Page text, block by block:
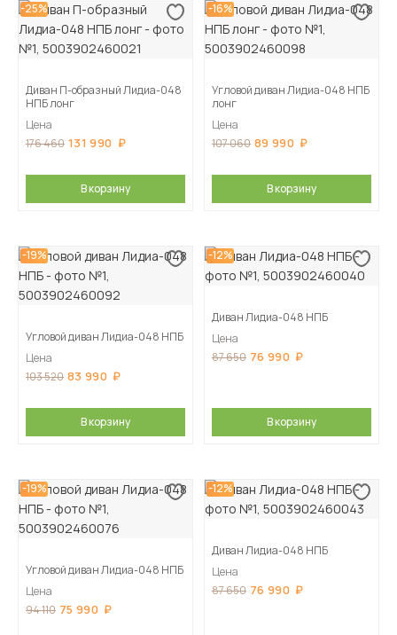
-25%
Диван П-образный Лидиа-048
НПБ лонг
Цена
176 460 131 990
В корзину
-16%
Угловой диван Лидиа-048 НПБ
лонг
Цена
107 060 89 990
В корзину
-19%
Угловой диван Лидиа-048 НПБ
Цена
103 520 83 990
В корзину
-12%
Диван Лидиа-048 НПБ
Цена
87 650 76 990
В корзину
-19%
Угловой диван Лидиа-048 НПБ
Цена
94 110 75 990
-12%
Диван Лидиа-048 НПБ
Цена
87 650 76 990